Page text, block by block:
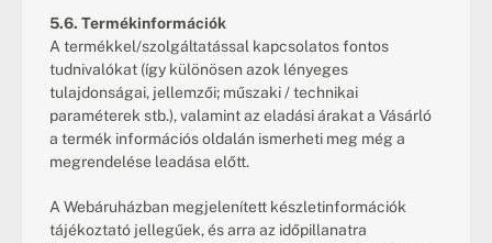
5.6. Termékinformációk
A termékkel/szolgáltatással kapcsolatos fontos
tudnivalókat (így különösen azok lényeges
tulajdonságai, jellemzői; műszaki / technikai
paraméterek stb.), valamint az eladási árakat a Vásárló
a termék információs oldalán ismerheti meg még a
megrendelése leadása előtt.
A Webáruházban megjelenített készletinformációk
tájékoztató jellegűek, és arra az időpillanatra